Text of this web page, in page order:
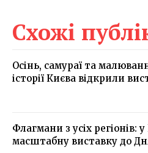
Схожі
Осінь, самураї та
історії Києва відкрили
Флагмани з усіх регіонів:
масштабну виставку до